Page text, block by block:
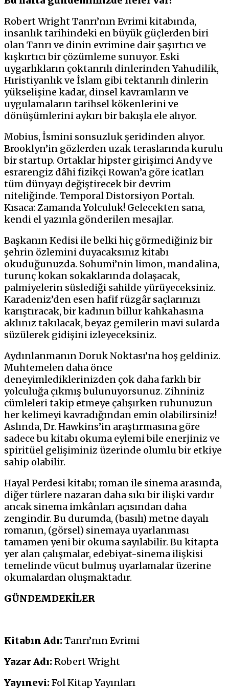
Robert Wright Tanrı’nın Evrimi kitabında,
insanlık tarihindeki en büyük güçlerden biri
olan Tanrı ve dinin evrimine dair şaşırtıcı ve
kışkırtıcı bir çözümleme sunuyor. Eski
uygarlıkların çoktanrılı dinlerinden Yahudilik,
Hıristiyanlık ve İslam gibi tektanrılı dinlerin
yükselişine kadar, dinsel kavramların ve
uygulamaların tarihsel kökenlerini ve
dönüşümlerini aykırı bir bakışla ele alıyor.
Mobius, İsmini sonsuzluk şeridinden alıyor.
Brooklyn’in gözlerden uzak teraslarında kurulu
bir startup. Ortaklar hipster girişimci Andy ve
esrarengiz dâhi fizikçi Rowan’a göre icatları
tüm dünyayı değiştirecek bir devrim
niteliğinde. Temporal Distorsiyon Portalı.
Kısaca: Zamanda Yolculuk! Gelecekten sana,
kendi el yazınla gönderilen mesajlar.
Başkanın Kedisi ile belki hiç görmediğiniz bir
şehrin özlemini duyacaksınız kitabı
okuduğunuzda. Sohumi’nin limon, mandalina,
turunç kokan sokaklarında dolaşacak,
palmiyelerin süslediği sahilde yürüyeceksiniz.
Karadeniz’den esen hafif rüzgâr saçlarınızı
karıştıracak, bir kadının billur kahkahasına
aklınız takılacak, beyaz gemilerin mavi sularda
süzülerek gidişini izleyeceksiniz.
Aydınlanmanın Doruk Noktası’na hoş geldiniz.
Muhtemelen daha önce
deneyimlediklerinizden çok daha farklı bir
yolculuğa çıkmış bulunuyorsunuz. Zihniniz
cümleleri takip etmeye çalışırken ruhunuzun
her kelimeyi kavradığından emin olabilirsiniz!
Aslında, Dr. Hawkins’in araştırmasına göre
sadece bu kitabı okuma eylemi bile enerjiniz ve
spiritüel gelişiminiz üzerinde olumlu bir etkiye
sahip olabilir.
Hayal Perdesi kitabı; roman ile sinema arasında,
diğer türlere nazaran daha sıkı bir ilişki vardır
ancak sinema imkânları açısından daha
zengindir. Bu durumda, (basılı) metne dayalı
romanın, (görsel) sinemaya uyarlanması
tamamen yeni bir okuma sayılabilir. Bu kitapta
yer alan çalışmalar, edebiyat-sinema ilişkisi
temelinde vücut bulmuş uyarlamalar üzerine
okumalardan oluşmaktadır.
GÜNDEMDEKİLER
Kitabın Adı:Tanrı’nın Evrimi
Yazar Adı:Robert Wright
Yayınevi:Fol Kitap Yayınları